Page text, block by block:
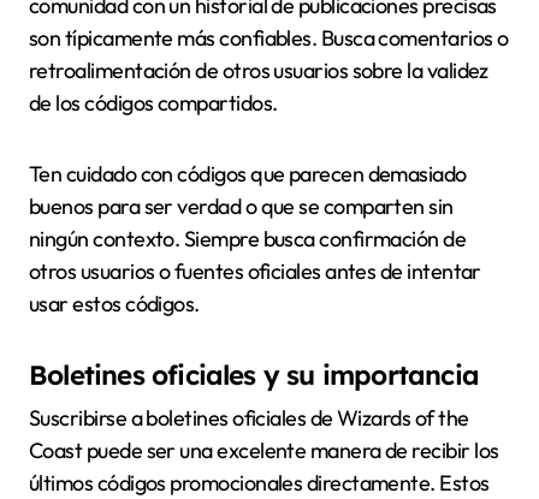
comunidad con un historial de publicaciones precisas
son típicamente más confiables. Busca comentarios o
retroalimentación de otros usuarios sobre la validez
de los códigos compartidos.
Ten cuidado con códigos que parecen demasiado
buenos para ser verdad o que se comparten sin
ningún contexto. Siempre busca confirmación de
otros usuarios o fuentes oficiales antes de intentar
usar estos códigos.
Boletines oficiales y su importancia
Suscribirse a boletines oficiales de Wizards of the
Coast puede ser una excelente manera de recibir los
últimos códigos promocionales directamente. Estos